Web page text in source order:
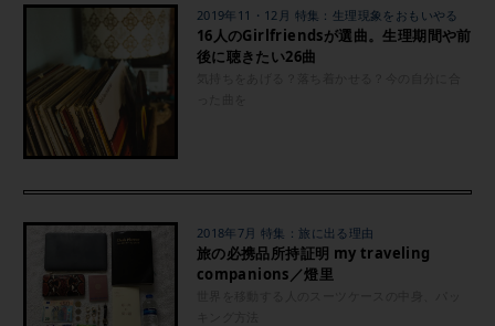
2019年11・12月 特集：生理現象をおもいやる
16人のGirlfriendsが選曲。生理期間や前
後に聴きたい26曲
2018年7月 特集：旅に出る理由
旅の必携品所持証明 my traveling
companions／燈里